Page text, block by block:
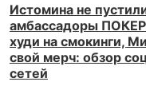
Истомина не
амбассадоры
худи на смокинги,
свой мерч: обзор
сетей